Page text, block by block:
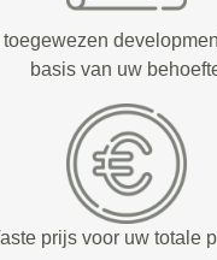
toegewezen
basis van uw
prijs voor uw totale